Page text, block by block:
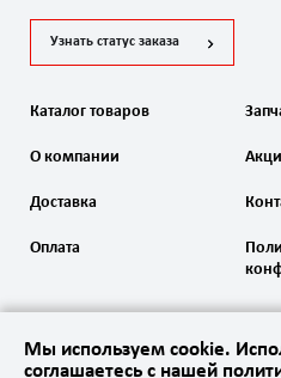
Узнать статус заказа
Каталог товаров
О компании
Доставка
Оплата
Мы используем cookie.
соглашаетесь с нашей